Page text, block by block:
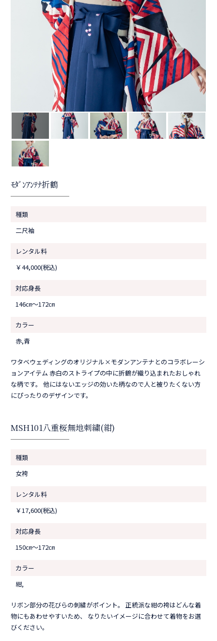
ﾓﾀﾞﾝｱﾝﾃﾅ折鶴
種類
二尺袖
レンタル料
￥44,000(税込)
対応身長
146㎝〜172㎝
カラー
赤,青
ワタベウェディングのオリジナル×モダンアンテナとのコラボレーシ
ョンアイテム 赤白のストライプの中に折鶴が織り込まれたおしゃれ
な柄です。 他にはないエッジの効いた柄なので人と被りたくない方
にぴったりのデザインです。
MSH101八重桜無地刺繍(紺)
種類
女袴
レンタル料
￥17,600(税込)
対応身長
150㎝〜172㎝
カラー
紺,
リボン部分の花びらの刺繍がポイント。 正統派な紺の袴はどんな着
物にもあわせやすいため、 なりたいイメージに合わせて着物をお選
びください。